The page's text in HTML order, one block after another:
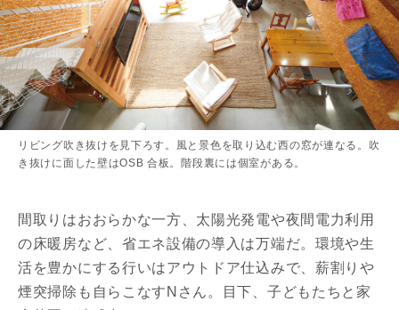
リビング吹き抜けを見下ろす。風と景色を取り込む西の窓が連なる。吹
き抜けに面した壁はOSB 合板。階段裏には個室がある。
間取りはおおらかな一方、太陽光発電や夜間電力利用
の床暖房など、省エネ設備の導入は万端だ。環境や生
活を豊かにする行いはアウトドア仕込みで、薪割りや
煙突掃除も自らこなすNさん。目下、子どもたちと家